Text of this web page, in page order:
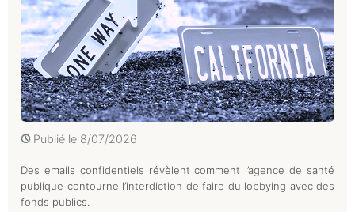
Publié le 8/07/2026
Des emails confidentiels révèlent comment l’agence de santé
publique contourne l’interdiction de faire du lobbying avec des
fonds publics.